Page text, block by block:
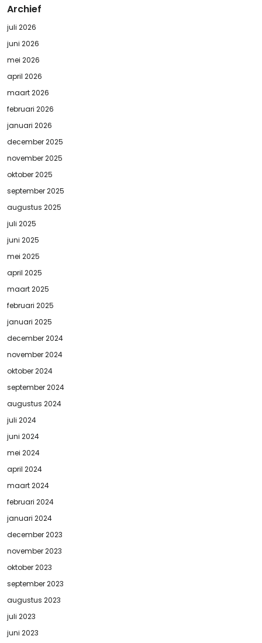
Archief
juli 2026
juni 2026
mei 2026
april 2026
maart 2026
februari 2026
januari 2026
december 2025
november 2025
oktober 2025
september 2025
augustus 2025
juli 2025
juni 2025
mei 2025
april 2025
maart 2025
februari 2025
januari 2025
december 2024
november 2024
oktober 2024
september 2024
augustus 2024
juli 2024
juni 2024
mei 2024
april 2024
maart 2024
februari 2024
januari 2024
december 2023
november 2023
oktober 2023
september 2023
augustus 2023
juli 2023
juni 2023